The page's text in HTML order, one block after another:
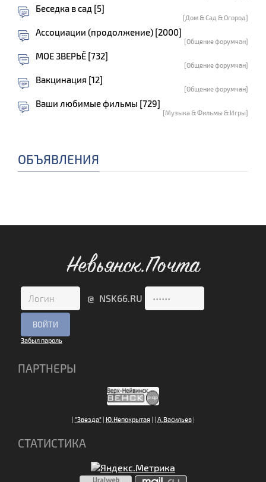
Беседка в сад [5]
[Дом & Сад & Огород]
Ассоциации (продолжение) [2000]
[Общение форумчан]
МОЕ ЗВЕРЬЁ [732]
[Общение форумчан]
Вакцинация [12]
[Общение форумчан]
Ваши любимые фильмы [729]
[Музыка & Фильмы & Игры]
ОБЪЯВЛЕНИЯ
Невьянск.Почта
@ NSK66.RU
Забыл пароль
ПАРТНЕРЫ
| "Звезда"| Ю.Непокрытая| | А.Васильев|
СТАТИСТИКА